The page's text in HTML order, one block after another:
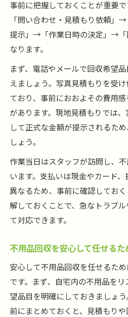
事前に把握しておくことが重要
「問い合わせ・見積もり依頼」
提示」→「作業日時の決定」→「
なります。
まず、電話やメールで回収希望
えましょう。写真見積もりを受
ており、事前におおよその費用
があります。現地見積もりでは
して正式な金額が提示されるた
しょう。
作業当日はスタッフが訪問し、
います。支払いは現金やカード
異なるため、事前に確認してお
解しておくことで、急なトラブ
て対応できます。
不用品回収を安心して任せるた
安心して不用品回収を任せるた
です。まず、自宅内の不用品を
望品目を明確にしておきましょ
前にまとめておくと、見積もり